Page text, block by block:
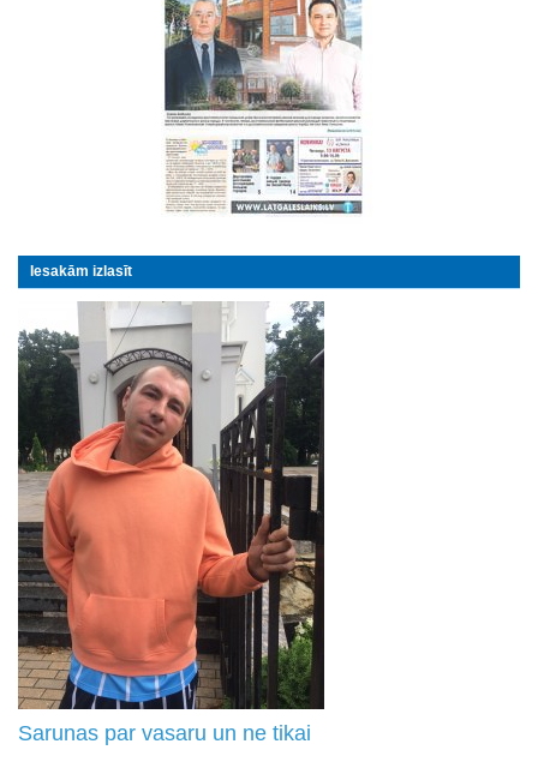
Iesakām izlasīt
Sarunas par vasaru un ne tikai